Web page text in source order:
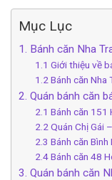
Mục Lục
1. Bánh căn Nha
1.1 Giới thiệu về
1.2 Bánh căn
2. Quán bánh căn
2.1 Bánh căn 151
2.2 Quán Chị Gái
2.3 Bánh căn Bình
2.4 Bánh căn 48
3. Quán bánh căn